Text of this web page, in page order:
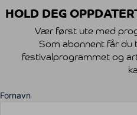
HOLD DEG
Vær først ute med
Som abonnent får du
festivalprogrammet og
Fornavn